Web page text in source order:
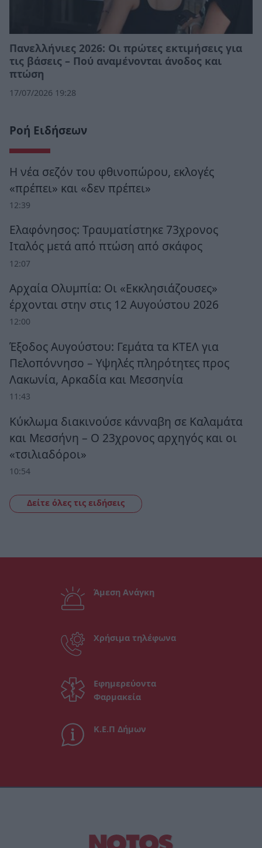
Πανελλήνιες 2026: Οι πρώτες εκτιμήσεις για
τις βάσεις – Πού αναμένονται άνοδος και
πτώση
17/07/2026 19:28
Ροή Ειδήσεων
Η νέα σεζόν του φθινοπώρου, εκλογές
«πρέπει» και «δεν πρέπει»
12:39
Ελαφόνησος: Τραυματίστηκε 73χρονος
Ιταλός μετά από πτώση από σκάφος
12:07
Αρχαία Ολυμπία: Οι «Εκκλησιάζουσες»
έρχονται στην στις 12 Αυγούστου 2026
12:00
Έξοδος Αυγούστου: Γεμάτα τα ΚΤΕΛ για
Πελοπόννησο – Υψηλές πληρότητες προς
Λακωνία, Αρκαδία και Μεσσηνία
11:43
Κύκλωμα διακινούσε κάνναβη σε Καλαμάτα
και Μεσσήνη – Ο 23χρονος αρχηγός και οι
«τσιλιαδόροι»
10:54
Δείτε όλες τις ειδήσεις
Άμεση Ανάγκη
Χρήσιμα τηλέφωνα
Εφημερεύοντα
Φαρμακεία
Κ.Ε.Π Δήμων